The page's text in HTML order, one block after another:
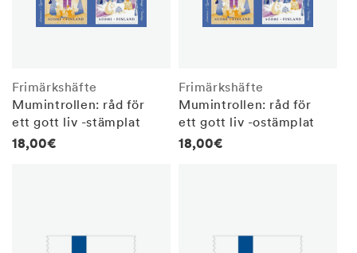
Frimärkshäfte
Mumintrollen: råd för
ett gott liv -stämplat
Regular
18,00€
Frimärkshäfte
Mumintrollen: råd för
ett gott liv -ostämplat
Regular
18,00€